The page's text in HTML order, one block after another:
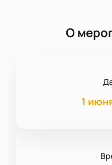
О
1